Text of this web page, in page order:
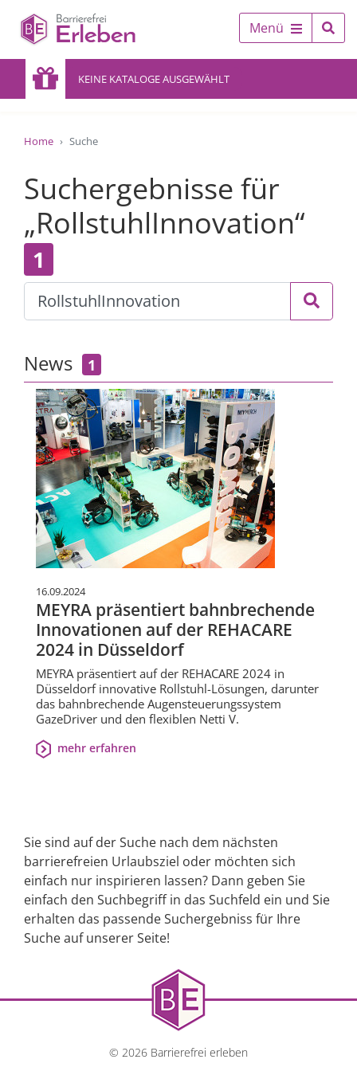
Menü
KEINE KATALOGE AUSGEWÄHLT
Home Suche
Suchergebnisse für
„RollstuhlInnovation“
1
News 1
16.09.2024
MEYRA präsentiert bahnbrechende
Innovationen auf der REHACARE
2024 in Düsseldorf
MEYRA präsentiert auf der REHACARE 2024 in
Düsseldorf innovative Rollstuhl-Lösungen, darunter
das bahnbrechende Augensteuerungssystem
GazeDriver und den flexiblen Netti V.
mehr erfahren
Sie sind auf der Suche nach dem nächsten
barrierefreien Urlaubsziel oder möchten sich
einfach nur inspirieren lassen? Dann geben Sie
einfach den Suchbegriff in das Suchfeld ein und Sie
erhalten das passende Suchergebniss für Ihre
Suche auf unserer Seite!
© 2026 Barrierefrei erleben